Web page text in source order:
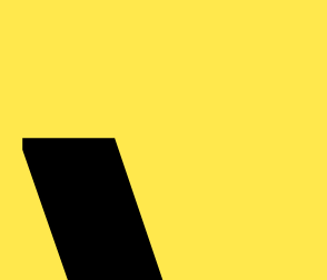
Anschluss mit innovativer
eine sichere und intuitive Handhabung.